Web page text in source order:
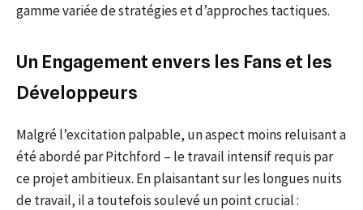
gamme variée de stratégies et d’approches tactiques.
Un Engagement envers les Fans et les
Développeurs
Malgré l’excitation palpable, un aspect moins reluisant a
été abordé par Pitchford – le travail intensif requis par
ce projet ambitieux. En plaisantant sur les longues nuits
de travail, il a toutefois soulevé un point crucial :